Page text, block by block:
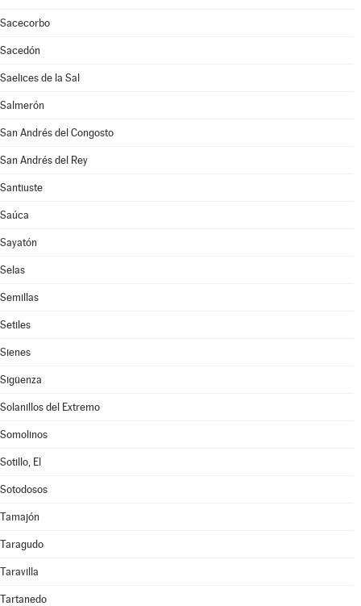
Sacecorbo
Sacedón
Saelices de la Sal
Salmerón
San Andrés del Congosto
San Andrés del Rey
Santiuste
Saúca
Sayatón
Selas
Semillas
Setiles
Sienes
Sigüenza
Solanillos del Extremo
Somolinos
Sotillo, El
Sotodosos
Tamajón
Taragudo
Taravilla
Tartanedo